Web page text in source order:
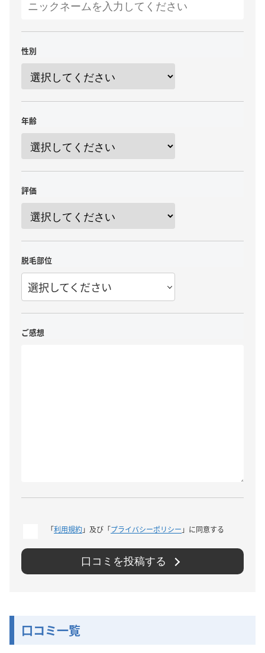
性別
年齢
評価
脱毛部位
選択してください
ご感想
「利用規約」及び「プライバシーポリシー 」に同意する
口コミを投稿する
口コミ一覧